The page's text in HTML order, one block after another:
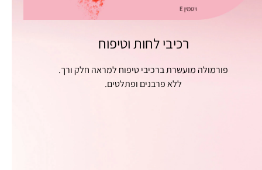
רכיבי לחות וטיפוח
פורמולה מועשרת ברכיבי טיפוח למראה חלק ורך.
ללא פרבנים ופתלטים.